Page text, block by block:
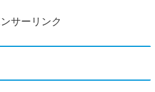
サーリンク